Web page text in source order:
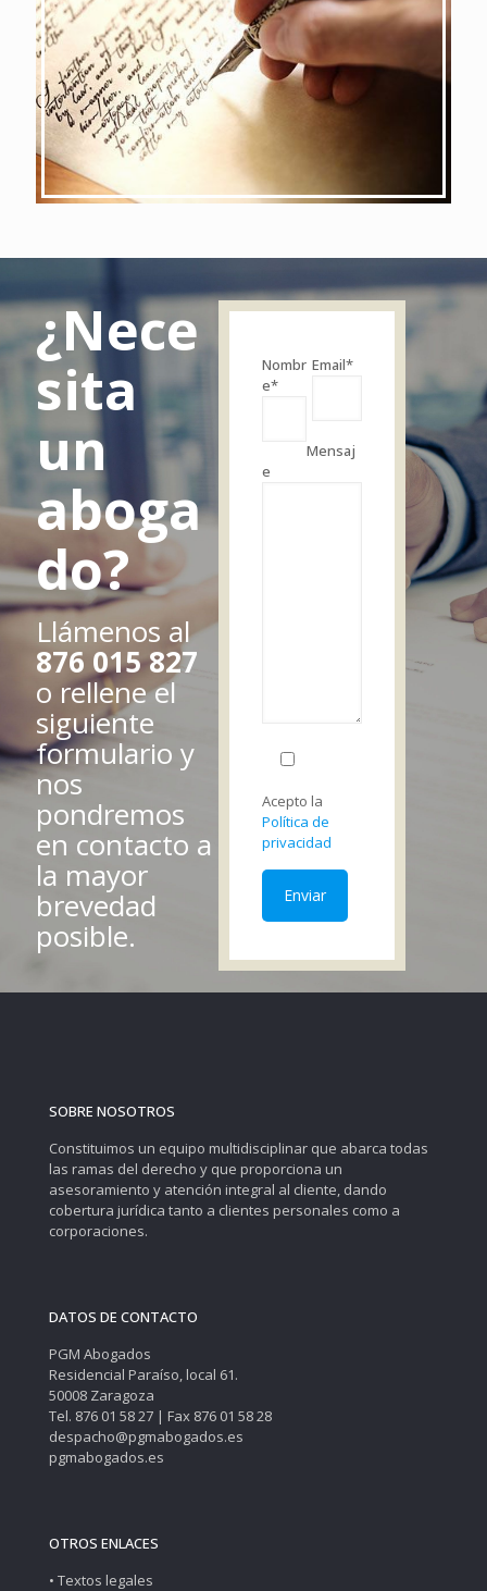
¿Nece
sita
un
aboga
do?
Llámenos al
876 015 827
o rellene el
siguiente
formulario y
nos
pondremos
en contacto a
la mayor
brevedad
posible.
Nombr
e*
Email*
Mensaj
e
Acepto la
Política de
privacidad
SOBRE NOSOTROS
Constituimos un equipo multidisciplinar que abarca todas
las ramas del derecho y que proporciona un
asesoramiento y atención integral al cliente, dando
cobertura jurídica tanto a clientes personales como a
corporaciones.
DATOS DE CONTACTO
PGM Abogados
Residencial Paraíso, local 61.
50008 Zaragoza
Tel. 876 01 58 27 | Fax 876 01 58 28
despacho@pgmabogados.es
pgmabogados.es
OTROS ENLACES
• Textos legales